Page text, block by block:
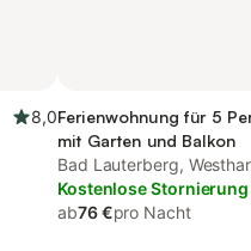
8,0Ferienwohnung für 5
mit Garten und Balkon
Bad Lauterberg,
Kostenlose Stornierung
ab76 €pro Nacht